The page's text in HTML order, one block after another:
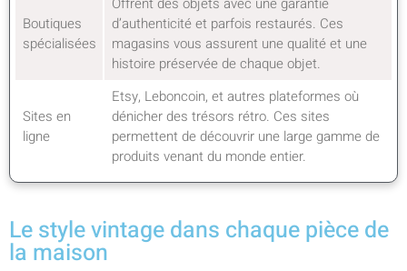
Boutiques
spécialisées
d’authenticité et parfois restaurés. Ces
magasins vous assurent une qualité et une
histoire préservée de chaque objet.
Sites en
ligne
Etsy, Leboncoin, et autres plateformes où
dénicher des trésors rétro. Ces sites
permettent de découvrir une large gamme de
produits venant du monde entier.
Le style vintage dans chaque pièce de
la maison